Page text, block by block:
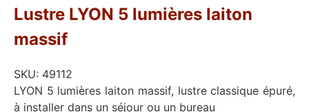
Lustre LYON 5 lumières laiton
massif
SKU: 49112
LYON 5 lumières laiton massif, lustre classique épuré,
à installer dans un séjour ou un bureau